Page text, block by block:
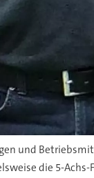
und
die 5-